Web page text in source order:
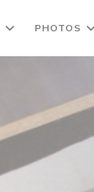
PHOTOS